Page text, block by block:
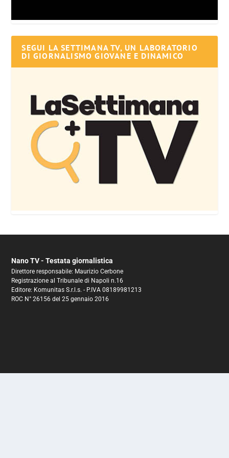
SEGUI LA SETTIMANA TV, UN LABORATORIO
DI GIORNALISMO GIOVANE E DINAMICO
Nano TV - Testata giornalistica
Direttore responsabile: Maurizio Cerbone
Registrazione al Tribunale di Napoli n.16
Editore: Komunitas S.r.l.s. - P.IVA 08189981213
ROC N° 26156 del 25 gennaio 2016